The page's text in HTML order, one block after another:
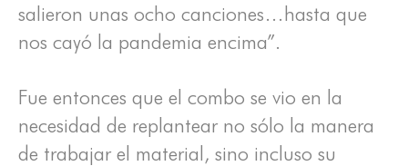
salieron unas ocho canciones…hasta que
nos cayó la pandemia encima”.
Fue entonces que el combo se vio en la
necesidad de replantear no sólo la manera
de trabajar el material, sino incluso su